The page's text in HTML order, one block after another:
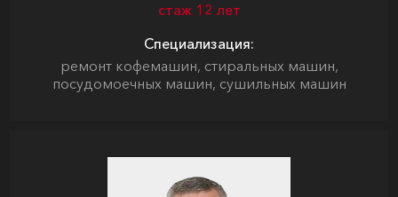
стаж 12 лет
Специализация:
ремонт кофемашин, стиральных машин,
посудомоечных машин, сушильных машин